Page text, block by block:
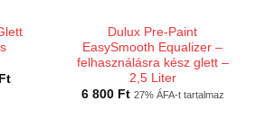
FtÁrtartomány:
Dulux Pre-Paint
EasySmooth Equalizer –
felhasználásra kész glett –
2,5 Liter
6 800 Ft 27% ÁFA-t tartalmaz